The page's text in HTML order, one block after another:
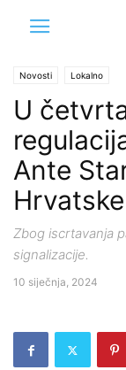
Novosti Lokalno
U
Ante
Hrvatske
Zbog iscrtavanja
signalizacije.
10 siječnja, 2024